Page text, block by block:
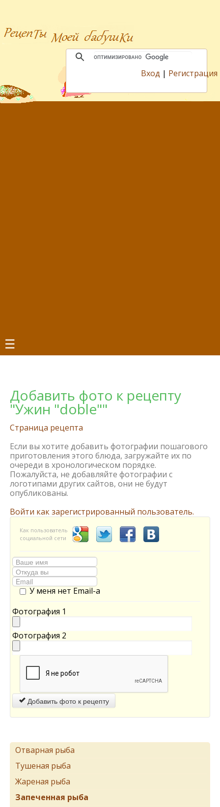
Вход | Регистрация
☰
Добавить фото к рецепту
"Ужин "doble""
Страница рецепта
Если вы хотите добавить фотографии пошагового
приготовления этого блюда, загружайте их по
очереди в хронологическом порядке.
Пожалуйста, не добавляйте фотографии с
логотипами других сайтов, они не будут
опубликованы.
Войти как зарегистрированный пользователь.
Как пользователь
социальной сети
У меня нет Email-а
Фотография 1
Фотография 2
Добавить фото к рецепту
Отварная рыба
Тушеная рыба
Жареная рыба
Запеченная рыба